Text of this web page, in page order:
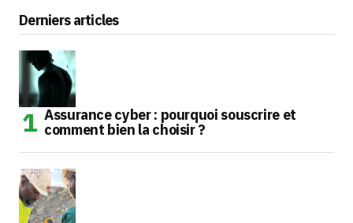
Derniers articles
Assurance cyber : pourquoi souscrire et
comment bien la choisir ?